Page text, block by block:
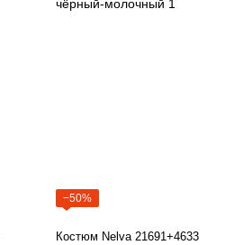
−50%
Костюм Nelva 21691+4633